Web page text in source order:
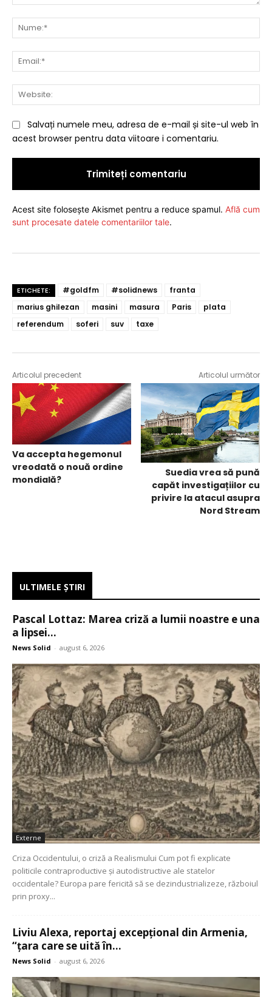
Salvați numele meu, adresa de e-mail și site-ul web în
acest browser pentru data viitoare i comentariu.
Acest site folosește Akismet pentru a reduce spamul. Află cum
sunt procesate datele comentariilor tale.
ETICHETE: #goldfm #solidnews
franta
marius ghilezan
masini masura Paris
plata
referendum
soferi suv taxe
Articolul precedent
Va accepta hegemonul
vreodată o nouă ordine
mondială?
Articolul următor
Suedia vrea să pună
capăt investigațiilor cu
privire la atacul asupra
Nord Stream
ULTIMELE ŞTIRI
Pascal Lottaz: Marea criză a lumii noastre e una
a lipsei...
News Solid - august 6, 2026
Externe
Criza Occidentului, o criză a Realismului Cum pot fi explicate
politicile contraproductive și autodistructive ale statelor
occidentale? Europa pare fericită să se dezindustrializeze, războiul
prin proxy...
Liviu Alexa, reportaj excepțional din Armenia,
“țara care se uită în...
News Solid - august 6, 2026